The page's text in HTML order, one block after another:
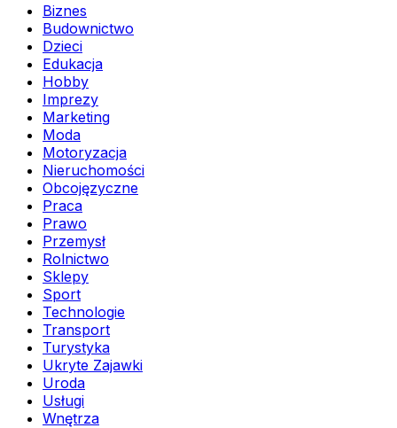
Biznes
Budownictwo
Dzieci
Edukacja
Hobby
Imprezy
Marketing
Moda
Motoryzacja
Nieruchomości
Obcojęzyczne
Praca
Prawo
Przemysł
Rolnictwo
Sklepy
Sport
Technologie
Transport
Turystyka
Ukryte Zajawki
Uroda
Usługi
Wnętrza